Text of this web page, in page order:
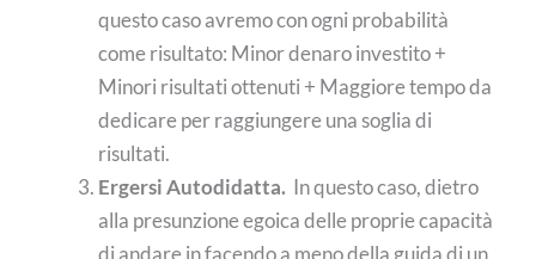
questo caso avremo con ogni probabilità
come risultato: Minor denaro investito +
Minori risultati ottenuti + Maggiore tempo da
dedicare per raggiungere una soglia di
risultati.
Ergersi Autodidatta. In questo caso, dietro
alla presunzione egoica delle proprie capacità
di andare in facendo a meno della guida di un